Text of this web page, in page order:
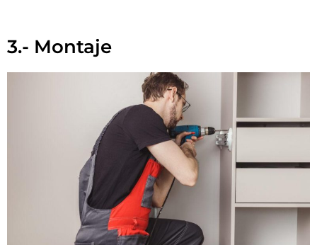
3.- Montaje